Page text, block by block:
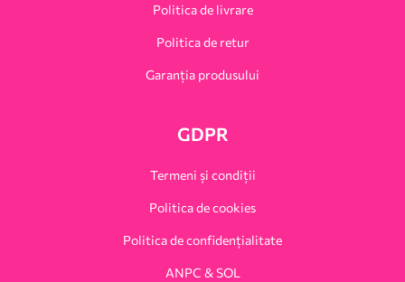
Politica de livrare
Politica de retur
Garanția produsului
GDPR
Termeni și condiții
Politica de cookies
Politica de confidențialitate
ANPC & SOL